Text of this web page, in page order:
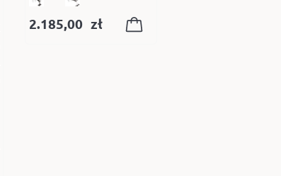
2.185,00 zł